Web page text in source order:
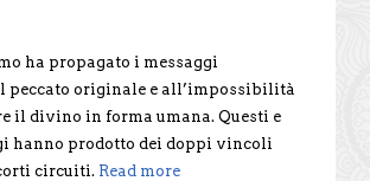
ha propagato i messaggi
peccato originale e all’impossibilità
il divino in forma umana. Questi e
hanno prodotto dei doppi vincoli
circuiti. Read more